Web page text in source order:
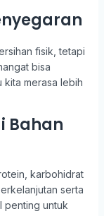
fisik, tetapi
bisa
kita merasa lebih
Bahan
karbohidrat
serta
penting untuk